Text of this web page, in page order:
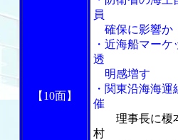
【10面】
員
確保に影響か
・近海船マー
透
明感増す
・関東沿海海
催
理事長に榎
村